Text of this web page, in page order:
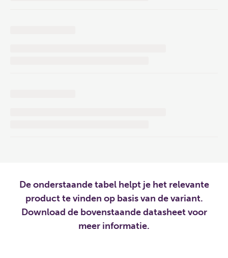
De onderstaande tabel helpt je het relevante
product te vinden op basis van de variant.
Download de bovenstaande datasheet voor
meer informatie.